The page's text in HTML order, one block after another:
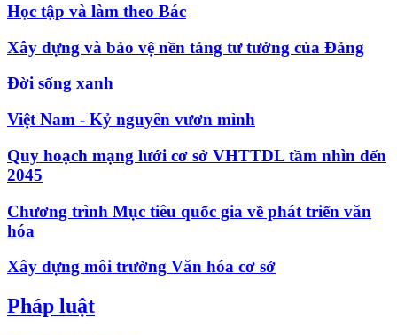
Học tập và làm theo Bác
Xây dựng và bảo vệ nền tảng tư tưởng của Đảng
Đời sống xanh
Việt Nam - Kỷ nguyên vươn mình
Quy hoạch mạng lưới cơ sở VHTTDL tầm nhìn đến
2045
Chương trình Mục tiêu quốc gia về phát triển văn
hóa
Xây dựng môi trường Văn hóa cơ sở
Pháp luật